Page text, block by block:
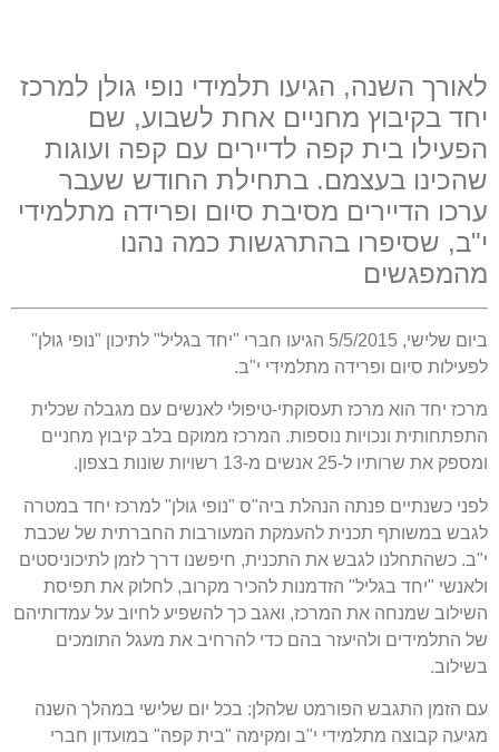
לאורך השנה, הגיעו תלמידי נופי גולן למרכז
יחד בקיבוץ מחניים אחת לשבוע, שם
הפעילו בית קפה לדיירים עם קפה ועוגות
שהכינו בעצמם. בתחילת החודש שעבר
ערכו הדיירים מסיבת סיום ופרידה מתלמידי
י"ב, שסיפרו בהתרגשות כמה נהנו
מהמפגשים
ביום שלישי, 5/5/2015 הגיעו חברי "יחד בגליל" לתיכון "נופי גולן"
לפעילות סיום ופרידה מתלמידי י"ב.
מרכז יחד הוא מרכז תעסוקתי-טיפולי לאנשים עם מגבלה שכלית
התפתחותית ונכויות נוספות. המרכז ממוקם בלב קיבוץ מחניים
ומספק את שרותיו ל-25 אנשים מ-13 רשויות שונות בצפון.
לפני כשנתיים פנתה הנהלת ביה"ס "נופי גולן" למרכז יחד במטרה
לגבש במשותף תכנית להעמקת המעורבות החברתית של שכבת
י"ב. כשהתחלנו לגבש את התכנית, חיפשנו דרך לזמן לתיכוניסטים
ולאנשי "יחד בגליל" הזדמנות להכיר מקרוב, לחלוק את תפיסת
השילוב שמנחה את המרכז, ואגב כך להשפיע לחיוב על עמדותיהם
של התלמידים ולהיעזר בהם כדי להרחיב את מעגל התומכים
בשילוב.
עם הזמן התגבש הפורמט שלהלן: בכל יום שלישי במהלך השנה
מגיעה קבוצה מתלמידי י"ב ומקימה "בית קפה" במועדון חברי